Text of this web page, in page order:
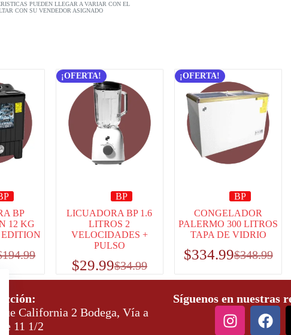
PUEDEN LLEGAR A VARIAR CON EL
CON SU VENDEDOR ASIGNADO
BP
12 KG
194.99
¡OFERTA!
BP
LICUADORA BP 1.6
LITROS 2
VELOCIDADES +
PULSO
$34.99
$29.99
¡OFERTA!
BP
CONGELADOR
PALERMO 300 LITROS
TAPA DE VIDRIO
$348.99
$334.99
California 2 Bodega, Vía a
11 1/2
Síguenos en nuestras